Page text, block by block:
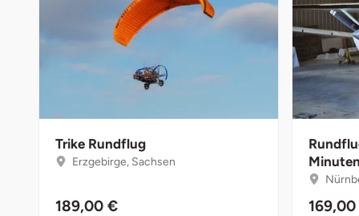
Trike Rundflug
Erzgebirge, Sachsen
189,00 €
Minuten
Dresden
Düsseldorf
Erlangen